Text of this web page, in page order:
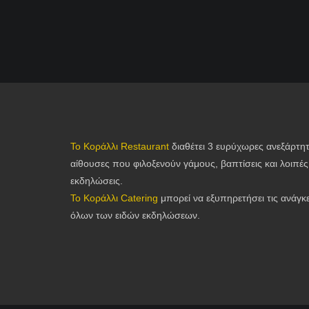
Το Κοράλλι Restaurant διαθέτει 3 ευρύχωρες
αίθουσες που φιλοξενούν γάμους, βαπτίσεις και λοιπές
εκδηλώσεις.
Το Κοράλλι Catering μπορεί να εξυπηρετήσει τις
όλων των ειδών εκδηλώσεων.